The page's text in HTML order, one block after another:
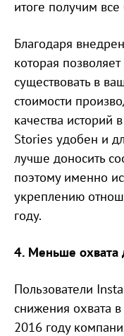
итоге получим
Благодаря
которая
существовать в
стоимости
качества историй
Stories удобен и
лучше доносить
поэтому именно
укреплению
году.
4. Меньше охвата
Пользователи
снижения охвата
2016 году